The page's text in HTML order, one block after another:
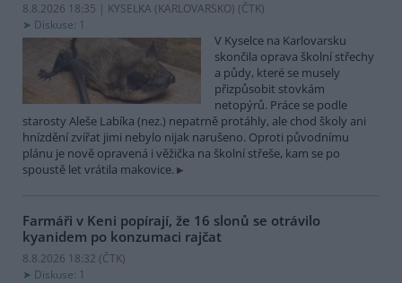
8.8.2026 18:35 | KYSELKA (KARLOVARSKO) (ČTK)
Diskuse: 1
V Kyselce na Karlovarsku
skončila oprava školní střechy
a půdy, které se musely
přizpůsobit stovkám
netopýrů. Práce se podle
starosty Aleše Labíka (nez.) nepatrně protáhly, ale chod školy ani
hnízdění zvířat jimi nebylo nijak narušeno. Oproti původnímu
plánu je nově opravená i věžička na školní střeše, kam se po
spoustě let vrátila makovice.
Farmáři v Keni popírají, že 16 slonů se otrávilo
kyanidem po konzumaci rajčat
8.8.2026 18:32 (ČTK)
Diskuse: 1